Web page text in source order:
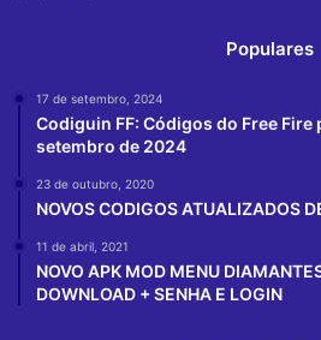
Populares
17 de setembro, 2024
Codiguin FF: Códigos do Free Fire
setembro de 2024
23 de outubro, 2020
NOVOS CODIGOS ATUALIZADOS
11 de abril, 2021
NOVO APK MOD MENU
DOWNLOAD + SENHA E LOGIN